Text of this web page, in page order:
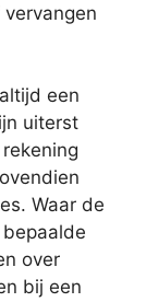
een
uiterst
Waar de
over
bij een